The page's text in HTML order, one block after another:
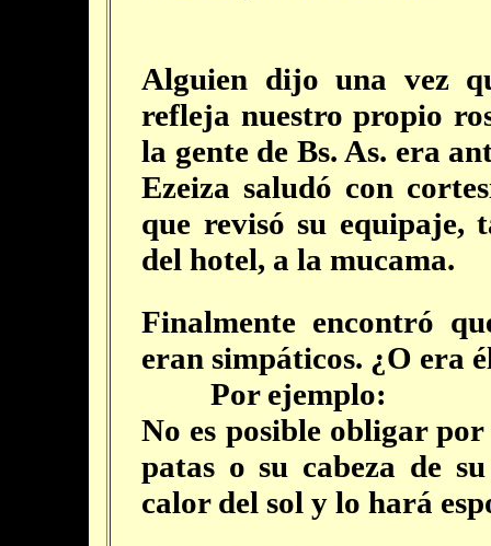
Alguien dijo una vez
refleja nuestro propio
la gente de Bs. As. era
Ezeiza saludó con
que revisó su equipaje,
del hotel, a la mucama.
Finalmente encontró
eran simpáticos. ¿O era
Por ejemplo:
No es posible obligar
patas o su cabeza de
calor del sol y lo hará